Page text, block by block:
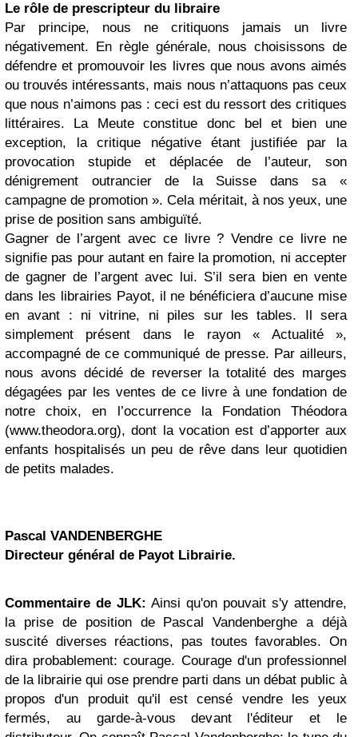
Le rôle de prescripteur du libraire
Par principe, nous ne critiquons jamais un livre
négativement. En règle générale, nous choisissons de
défendre et promouvoir les livres que nous avons aimés
ou trouvés intéressants, mais nous n’attaquons pas ceux
que nous n’aimons pas : ceci est du ressort des critiques
littéraires. La Meute constitue donc bel et bien une
exception, la critique négative étant justifiée par la
provocation stupide et déplacée de l’auteur, son
dénigrement outrancier de la Suisse dans sa «
campagne de promotion ». Cela méritait, à nos yeux, une
prise de position sans ambiguïté.
Gagner de l’argent avec ce livre ? Vendre ce livre ne
signifie pas pour autant en faire la promotion, ni accepter
de gagner de l’argent avec lui. S’il sera bien en vente
dans les librairies Payot, il ne bénéficiera d’aucune mise
en avant : ni vitrine, ni piles sur les tables. Il sera
simplement présent dans le rayon « Actualité »,
accompagné de ce communiqué de presse. Par ailleurs,
nous avons décidé de reverser la totalité des marges
dégagées par les ventes de ce livre à une fondation de
notre choix, en l’occurrence la Fondation Théodora
(www.theodora.org), dont la vocation est d’apporter aux
enfants hospitalisés un peu de rêve dans leur quotidien
de petits malades.
Pascal VANDENBERGHE
Directeur général de Payot Librairie.
Commentaire de JLK: Ainsi qu'on pouvait s'y attendre,
la prise de position de Pascal Vandenberghe a déjà
suscité diverses réactions, pas toutes favorables. On
dira probablement: courage. Courage d'un professionnel
de la librairie qui ose prendre parti dans un débat public à
propos d'un produit qu'il est censé vendre les yeux
fermés, au garde-à-vous devant l'éditeur et le